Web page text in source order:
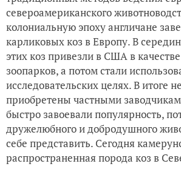
североамериканского
колониальную эпоху англичане
карликовых коз в Европу. В
этих коз привезли в США в
зоопарков, а потом стали
исследовательских целях. В итоге
приобретены частными
быстро завоевали популярность,
дружелюбного и добродушного
себе представить. Сегодня
распространенная порода коз в